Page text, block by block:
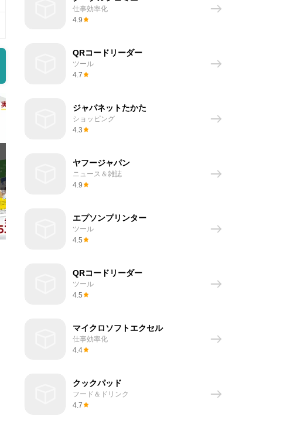
仕事効率化
4.9
QRコードリーダー
ツール
4.7
ジャパネットたかた
ショッピング
4.3
ヤフージャパン
ニュース＆雑誌
4.9
エプソンプリンター
ツール
4.5
QRコードリーダー
ツール
4.5
マイクロソフトエクセル
仕事効率化
4.4
クックパッド
フード＆ドリンク
4.7